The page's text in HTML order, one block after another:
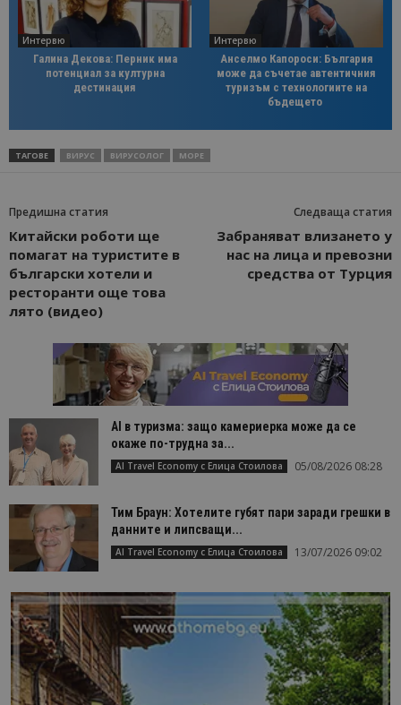
Интервю
Галина Декова: Перник има
потенциал за културна
дестинация
Интервю
Анселмо Капороси: България
може да съчетае автентичния
туризъм с технологиите на
бъдещето
ТАГОВЕ ВИРУС ВИРУСОЛОГ МОРЕ
Предишна статия
Китайски роботи ще
помагат на туристите в
български хотели и
ресторанти още това
лято (видео)
Следваща статия
Забраняват влизането у
нас на лица и превозни
средства от Турция
AI в туризма: защо камериерка може да се
окаже по-трудна за...
AI Travel Economy с Елица Стоилова 05/08/2026 08:28
Тим Браун: Хотелите губят пари заради грешки в
данните и липсващи...
AI Travel Economy с Елица Стоилова 13/07/2026 09:02